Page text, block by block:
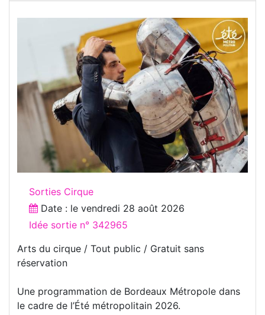
Sorties Cirque
Date : le vendredi 28 août 2026
Idée sortie n° 342965
Arts du cirque / Tout public / Gratuit sans
réservation
Une programmation de Bordeaux Métropole dans
le cadre de l’Été métropolitain 2026.